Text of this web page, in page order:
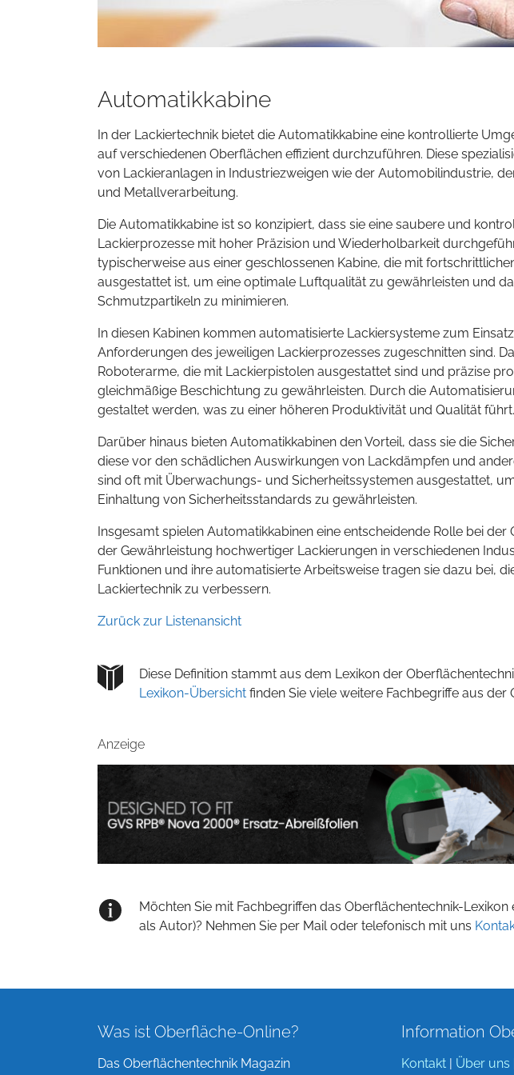
Automatikkabine
In der Lackiertechnik bietet die Automatikkabine eine kontrollierte
auf verschiedenen Oberflächen effizient durchzuführen. Diese
von Lackieranlagen in Industriezweigen wie der Automobilindustrie,
und Metallverarbeitung.
Die Automatikkabine ist so konzipiert, dass sie eine saubere und
Lackierprozesse mit hoher Präzision und Wiederholbarkeit
typischerweise aus einer geschlossenen Kabine, die mit
ausgestattet ist, um eine optimale Luftqualität zu gewährleisten und
Schmutzpartikeln zu minimieren.
In diesen Kabinen kommen automatisierte Lackiersysteme zum
Anforderungen des jeweiligen Lackierprozesses zugeschnitten sind.
Roboterarme, die mit Lackierpistolen ausgestattet sind und präzise
gleichmäßige Beschichtung zu gewährleisten. Durch die
gestaltet werden, was zu einer höheren Produktivität und Qualität führt.
Darüber hinaus bieten Automatikkabinen den Vorteil, dass sie die
diese vor den schädlichen Auswirkungen von Lackdämpfen und
sind oft mit Überwachungs- und Sicherheitssystemen ausgestattet,
Einhaltung von Sicherheitsstandards zu gewährleisten.
Insgesamt spielen Automatikkabinen eine entscheidende Rolle bei
der Gewährleistung hochwertiger Lackierungen in verschiedenen
Funktionen und ihre automatisierte Arbeitsweise tragen sie dazu bei,
Lackiertechnik zu verbessern.
Zurück zur Listenansicht
Diese Definition stammt aus dem Lexikon der
Lexikon-Übersicht finden Sie viele weitere Fachbegriffe aus der
Anzeige
Möchten Sie mit Fachbegriffen das Oberflächentechnik-
als Autor)? Nehmen Sie per Mail oder telefonisch mit uns
Was ist Oberfläche-Online?
Das Oberflächentechnik Magazin
Information
Kontakt | Über uns